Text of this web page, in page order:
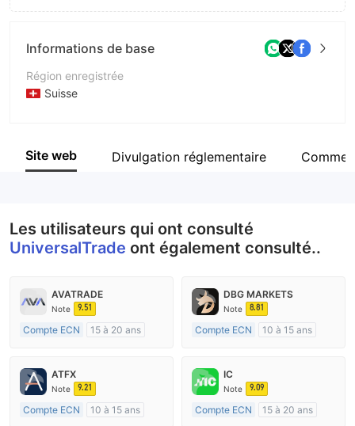
Informations de base
Région enregistrée
Suisse
Société
Site web Divulgation réglementaire
Les utilisateurs qui ont consulté
UniversalTrade ont également consulté..
AVATRADE
Note 9.51
Compte ECN
15 à 20 ans
Market Making (MM)
Etiquette principale MT4
DBG MARKETS
Note 8.81
Compte ECN
10 à 15 ans
Market Making (MM)
Etiquette principale MT4
ATFX
Note 9.21
Compte ECN
10 à 15 ans
IC
Note 9.09
Compte ECN
15 à 20 ans